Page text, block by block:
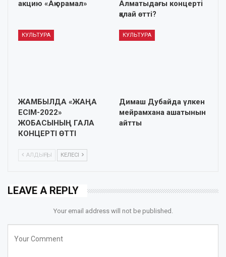
акцию «Ақ oрамал»
Алматыдағы концерті
қалай өтті?
КУЛЬТУРА
ЖАМБЫЛДА «ЖАҢА
ЕСІМ-2022»
ЖОБАСЫНЫҢ ГАЛА
КОНЦЕРТІ ӨТТІ
КУЛЬТУРА
Димаш Дубайда үлкен
мейрамхана ашатынын
айтты
АЛДЫҢҒЫ КЕЛЕСІ
LEAVE A REPLY
Your email address will not be published.